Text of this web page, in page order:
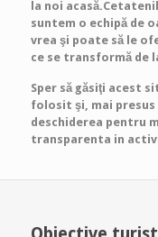
la noi
suntem o echipă de
vrea şi poate să le
ce se transformă de
Sper să găsiţi acest
folosit şi, mai
deschiderea pentru
transparenta in